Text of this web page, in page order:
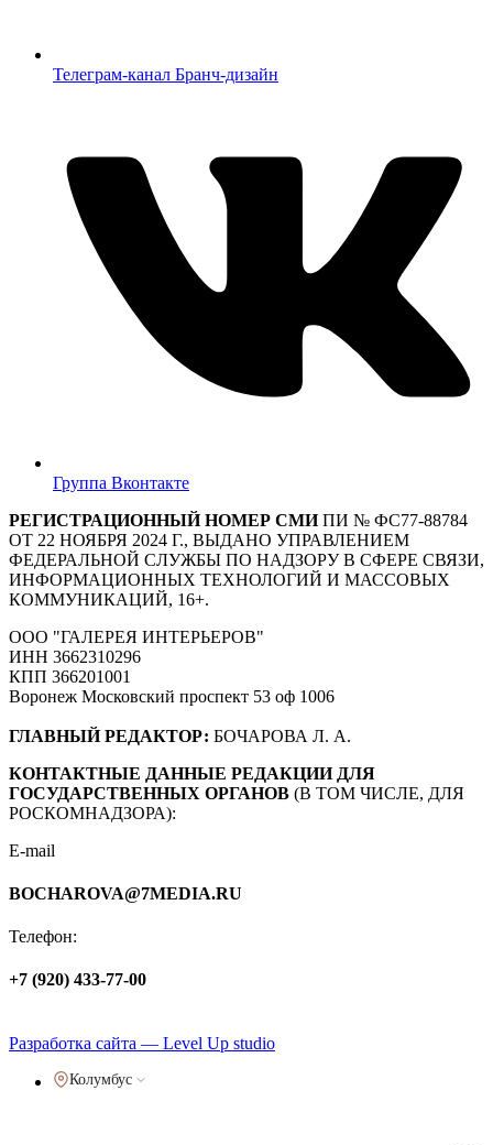
Телеграм-канал Бранч-дизайн
Группа Вконтакте
РЕГИСТРАЦИОННЫЙ НОМЕР СМИПИ № ФС77-88784
ОТ 22 НОЯБРЯ 2024 Г., ВЫДАНО УПРАВЛЕНИЕМ
ФЕДЕРАЛЬНОЙ СЛУЖБЫ ПО НАДЗОРУ В СФЕРЕ СВЯЗИ,
ИНФОРМАЦИОННЫХ ТЕХНОЛОГИЙ И МАССОВЫХ
КОММУНИКАЦИЙ, 16+.
ООО "ГАЛЕРЕЯ ИНТЕРЬЕРОВ"
ИНН 3662310296
КПП 366201001
Воронеж Московский проспект 53 оф 1006
ГЛАВНЫЙ РЕДАКТОР: БОЧАРОВА Л. А.
КОНТАКТНЫЕ ДАННЫЕ РЕДАКЦИИ ДЛЯ
ГОСУДАРСТВЕННЫХ ОРГАНОВ (В ТОМ ЧИСЛЕ, ДЛЯ
РОСКОМНАДЗОРА):
E-mail
BOCHAROVA@7MEDIA.RU
Телефон:
+7 (920) 433-77-00
Разработка сайта — Level Up studio
Колумбус